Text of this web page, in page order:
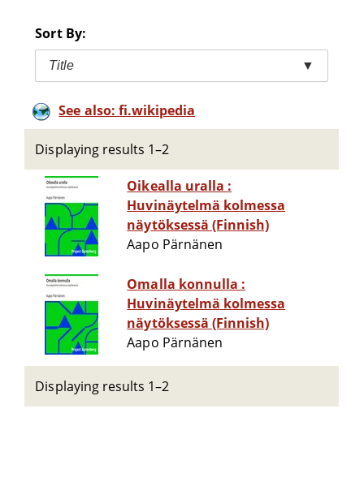
Sort By:
Title ▼
See also: fi.wikipedia
Displaying results 1–2
Oikealla uralla :
Huvinäytelmä kolmessa
näytöksessä (Finnish)
Aapo Pärnänen
Omalla konnulla :
Huvinäytelmä kolmessa
näytöksessä (Finnish)
Aapo Pärnänen
Displaying results 1–2